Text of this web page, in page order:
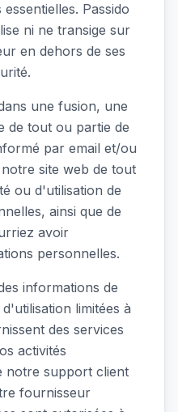
Passido
ni ne transige sur
en dehors de ses
une fusion, une
de tout ou partie de
par email et/ou
site web de tout
ou d'utilisation de
ainsi que de
avoir
personnelles.
informations de
limitées à
des services
activités
notre support client
fournisseur